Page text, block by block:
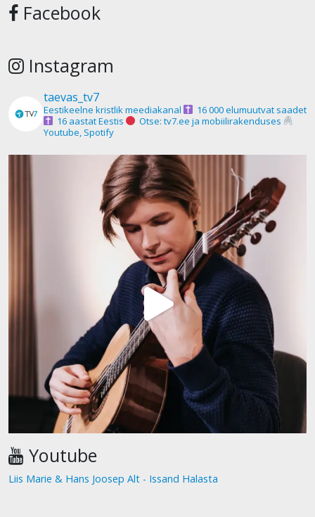
Facebook
Instagram
taevas_tv7
Eestikeelne kristlik meediakanal
16 000 elumuutvat saadet
16 aastat Eestis
Otse: tv7.ee ja mobiilirakenduses
Youtube, Spotify
Youtube
Liis Marie & Hans Joosep Alt - Issand Halasta